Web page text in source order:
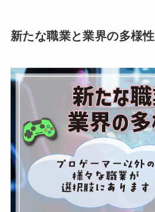
新たな職業と業界の多様性